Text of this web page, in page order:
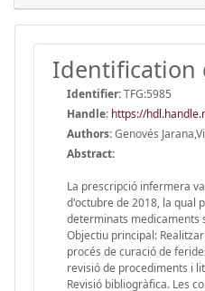
Identification
Identifier:TFG:5985
Handle: https://
Authors:Genovés
Abstract:
La prescripció infermera
d'octubre de 2018, la qual
determinats medicaments
Objectiu principal:
procés de curació de
revisió de procediments i
Revisió bibliogràfica. Les